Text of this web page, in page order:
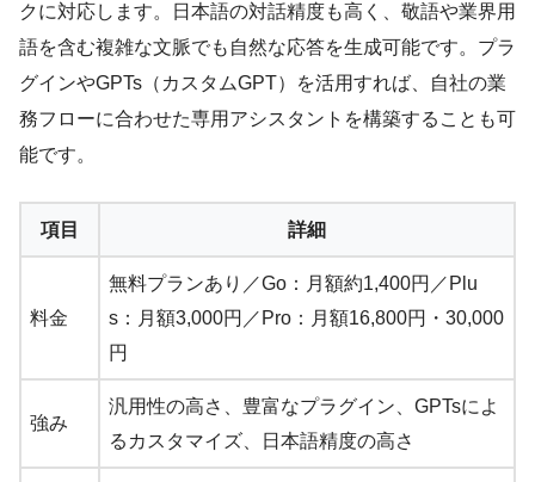
クに対応します。日本語の対話精度も高く、敬語や業界用
語を含む複雑な文脈でも自然な応答を生成可能です。プラ
グインやGPTs（カスタムGPT）を活用すれば、自社の業
務フローに合わせた専用アシスタントを構築することも可
能です。
項目 詳細
料金
無料プランあり／Go：月額約1,400円／Plu
s：月額3,000円／Pro：月額16,800円・30,000
円
強み
汎用性の高さ、豊富なプラグイン、GPTsによ
るカスタマイズ、日本語精度の高さ